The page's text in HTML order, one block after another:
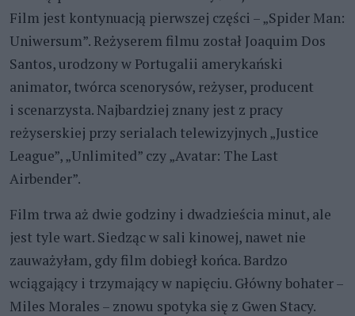
Film jest kontynuacją pierwszej części – „Spider Man:
Uniwersum”. Reżyserem filmu został Joaquim Dos
Santos, urodzony w Portugalii amerykański
animator, twórca scenorysów, reżyser, producent
i scenarzysta. Najbardziej znany jest z pracy
reżyserskiej przy serialach telewizyjnych „Justice
League”, „Unlimited” czy „Avatar: The Last
Airbender”.
Film trwa aż dwie godziny i dwadzieścia minut, ale
jest tyle wart. Siedząc w sali kinowej, nawet nie
zauważyłam, gdy film dobiegł końca. Bardzo
wciągający i trzymający w napięciu. Główny bohater –
Miles Morales – znowu spotyka się z Gwen Stacy.